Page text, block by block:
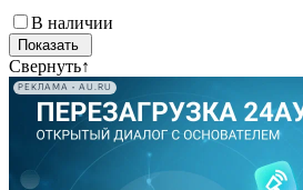
В наличии
Свернуть↑
РЕКЛАМА • AU.RU